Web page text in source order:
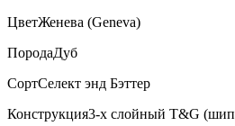
ЦветЖенева (Geneva)
ПородаДуб
СортСелект энд Бэттер
Конструкция3-х слойный T&G